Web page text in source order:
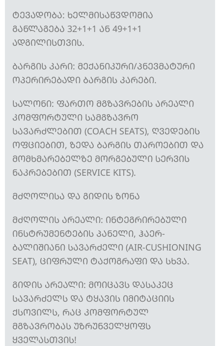
ᲢᲔᲕᲐᲓᲝᲑᲐ: ᲮᲔᲚᲛᲘᲡᲐᲬᲕᲓᲝᲛᲘᲐ
ᲒᲐᲜᲚᲐᲒᲔᲑᲐ 32+1+1 ᲐᲜ 49+1+1
ᲐᲓᲒᲘᲚᲘᲡᲗᲕᲘᲡ.
ᲑᲐᲠᲒᲘᲡ ᲙᲐᲠᲘ: ᲛᲔᲥᲐᲜᲘᲙᲣᲠᲘ/ᲞᲜᲔᲕᲛᲐᲢᲣᲠᲘ
ᲝᲞᲔᲠᲘᲠᲔᲑᲐᲓᲘ ᲑᲐᲠᲒᲘᲡ ᲙᲐᲠᲔᲑᲘ.
ᲡᲐᲚᲝᲜᲘ: ᲤᲐᲠᲗᲝ ᲛᲒᲖᲐᲕᲠᲔᲑᲘᲡ ᲐᲠᲔᲐᲚᲘ
ᲙᲝᲛᲤᲝᲠᲢᲣᲚᲘ ᲡᲐᲛᲒᲖᲐᲕᲠᲝ
ᲡᲐᲕᲐᲠᲫᲚᲔᲑᲘᲗ (COACH SEATS), ᲦᲕᲔᲓᲔᲑᲘᲡ
ᲝᲤᲪᲘᲔᲑᲘᲗ, ᲖᲔᲓᲐ ᲑᲐᲠᲒᲘᲡ ᲗᲐᲠᲝᲔᲑᲘᲗ ᲓᲐ
ᲛᲝᲛᲮᲛᲐᲠᲔᲑᲔᲚᲖᲔ ᲛᲝᲠᲒᲔᲑᲣᲚᲘ ᲡᲔᲠᲕᲘᲡ
ᲜᲐᲙᲠᲔᲑᲔᲑᲘᲗ (SERVICE KITS).
ᲛᲫᲦᲝᲚᲘᲡᲐ ᲓᲐ ᲒᲘᲓᲘᲡ ᲖᲝᲜᲐ
ᲛᲫᲦᲝᲚᲘᲡ ᲐᲠᲔᲐᲚᲘ: ᲘᲜᲢᲔᲒᲠᲘᲠᲔᲑᲣᲚᲘ
ᲘᲜᲡᲢᲠᲣᲛᲔᲜᲢᲔᲑᲘᲡ ᲞᲐᲜᲔᲚᲘ, ᲰᲐᲔᲠ-
ᲑᲐᲚᲘᲨᲘᲐᲜᲘ ᲡᲐᲕᲐᲠᲫᲔᲚᲘ (AIR-CUSHIONING
SEAT), ᲪᲘᲤᲠᲣᲚᲘ ᲢᲐᲥᲝᲒᲠᲐᲤᲘ ᲓᲐ ᲡᲮᲕᲐ.
ᲒᲘᲓᲘᲡ ᲐᲠᲔᲐᲚᲘ: ᲛᲝᲘᲪᲐᲕᲡ ᲓᲐᲡᲐᲙᲔᲪ
ᲡᲐᲕᲐᲠᲫᲔᲚᲡ ᲓᲐ ᲢᲧᲐᲕᲘᲡ ᲘᲛᲘᲢᲐᲪᲘᲘᲡ
ᲥᲡᲝᲕᲘᲚᲡ, ᲠᲐᲪ ᲙᲝᲛᲤᲝᲠᲢᲣᲚ
ᲛᲒᲖᲐᲕᲠᲝᲑᲐᲡ ᲣᲖᲠᲣᲜᲕᲔᲚᲧᲝᲤᲡ
ᲧᲕᲔᲚᲐᲡᲗᲕᲘᲡ!